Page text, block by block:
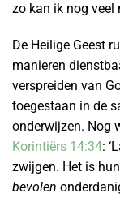
zo kan ik nog veel
De Heilige Geest
manieren
verspreiden van
toegestaan in de
onderwijzen. Nog
Korintiërs 14:34:
zwijgen. Het is
bevolen